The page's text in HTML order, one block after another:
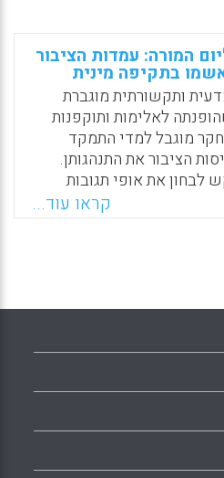
המורה: עמדות הציבור
בתקיפה מינית
ותקשורתית מוגברת
לאלימות ותוקפנות
מוגבל למדי התמקד
הציבור את התנהגותן.
לבחון את אופי תגובות
כלפי קטגוריה של תוקפות
קרובות במרכז השיח
בעיתון "הפינגטון פוסט" (Huffington Post) בין
קראו עוד...